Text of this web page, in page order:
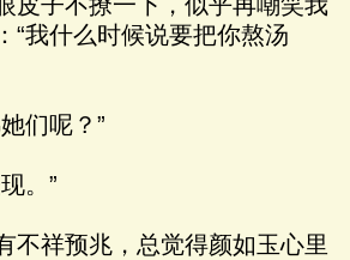
“我什么时候说要把你熬汤
呢？”
”
预兆，总觉得颜如玉心里